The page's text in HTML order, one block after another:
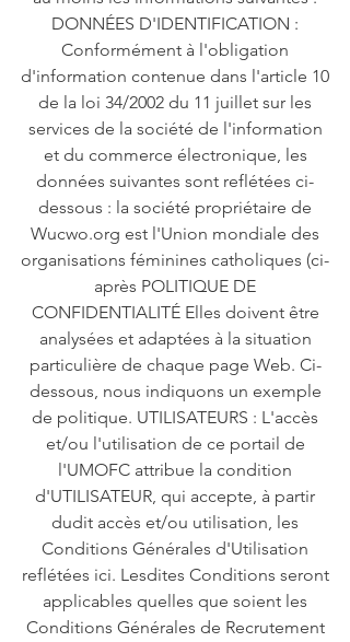
DONNÉES D'IDENTIFICATION :
Conformément à l'obligation
d'information contenue dans l'article 10
de la loi 34/2002 du 11 juillet sur les
services de la société de l'information
et du commerce électronique, les
données suivantes sont reflétées ci-
dessous : la société propriétaire de
Wucwo.org est l'Union mondiale des
organisations féminines catholiques (ci-
après POLITIQUE DE
CONFIDENTIALITÉ Elles doivent être
analysées et adaptées à la situation
particulière de chaque page Web. Ci-
dessous, nous indiquons un exemple
de politique. UTILISATEURS : L'accès
et/ou l'utilisation de ce portail de
l'UMOFC attribue la condition
d'UTILISATEUR, qui accepte, à partir
dudit accès et/ou utilisation, les
Conditions Générales d'Utilisation
reflétées ici. Lesdites Conditions seront
applicables quelles que soient les
Conditions Générales de Recrutement